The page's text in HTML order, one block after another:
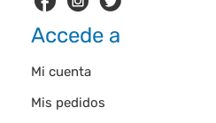
Accede a
Mi cuenta
Mis pedidos